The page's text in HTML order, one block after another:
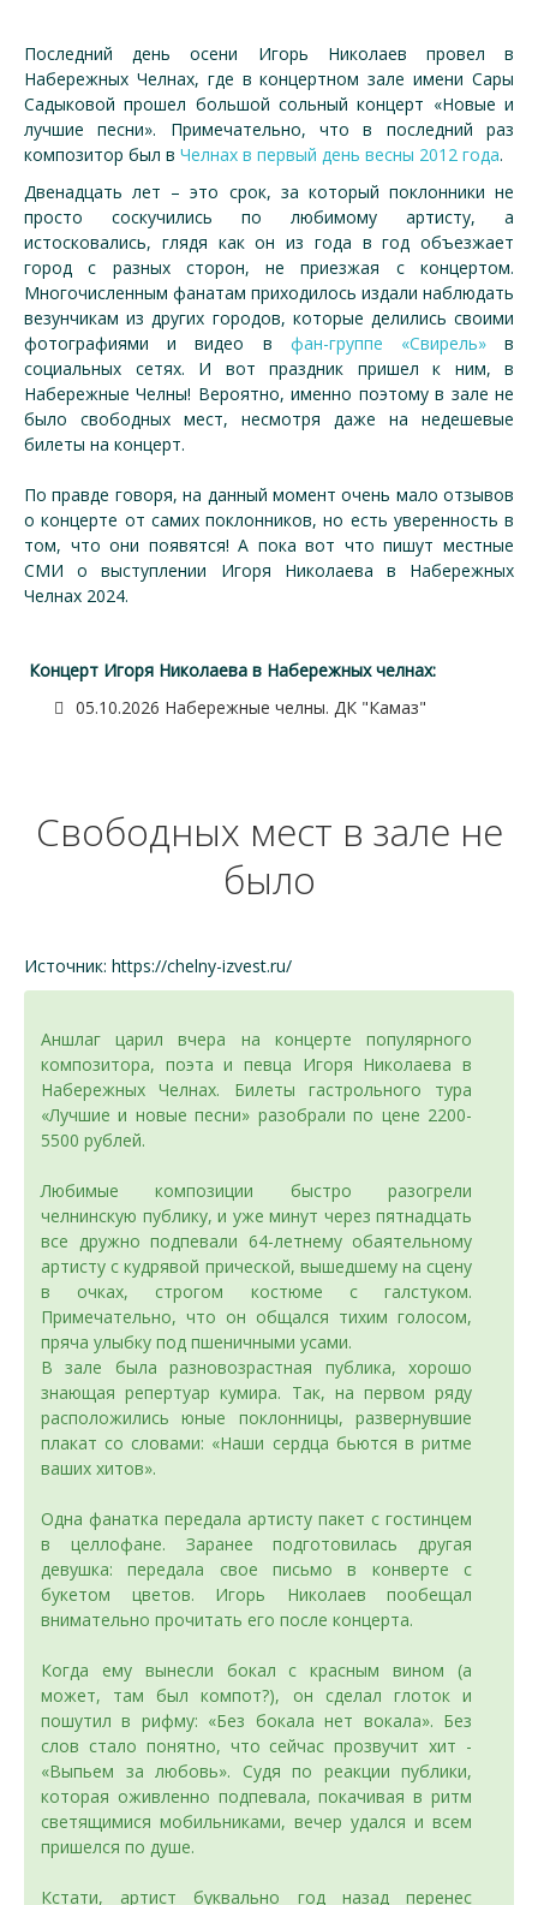
Последний день осени Игорь Николаев провел в
Набережных Челнах, где в концертном зале имени Сары
Садыковой прошел большой сольный концерт «Новые и
лучшие песни». Примечательно, что в последний раз
композитор был в Челнах в первый день весны 2012 года.
Двенадцать лет – это срок, за который поклонники не
просто соскучились по любимому артисту, а
истосковались, глядя как он из года в год объезжает
город с разных сторон, не приезжая с концертом.
Многочисленным фанатам приходилось издали наблюдать
везунчикам из других городов, которые делились своими
фотографиями и видео в фан-группе «Свирель»в
социальных сетях. И вот праздник пришел к ним, в
Набережные Челны! Вероятно, именно поэтому в зале не
было свободных мест, несмотря даже на недешевые
билеты на концерт.
По правде говоря, на данный момент очень мало отзывов
о концерте от самих поклонников, но есть уверенность в
том, что они появятся! А пока вот что пишут местные
СМИ о выступлении Игоря Николаева в Набережных
Челнах 2024.
Концерт Игоря Николаева в Набережных челнах:
05.10.2026 Набережные челны. ДК "Камаз"
Свободных мест в зале не
было
Источник: https://chelny-izvest.ru/
Аншлаг царил вчера на концерте популярного
композитора, поэта и певца Игоря Николаева в
Набережных Челнах. Билеты гастрольного тура
«Лучшие и новые песни» разобрали по цене 2200-
5500 рублей.
Любимые композиции быстро разогрели
челнинскую публику, и уже минут через пятнадцать
все дружно подпевали 64-летнему обаятельному
артисту с кудрявой прической, вышедшему на сцену
в очках, строгом костюме с галстуком.
Примечательно, что он общался тихим голосом,
пряча улыбку под пшеничными усами.
В зале была разновозрастная публика, хорошо
знающая репертуар кумира. Так, на первом ряду
расположились юные поклонницы, развернувшие
плакат со словами: «Наши сердца бьются в ритме
ваших хитов».
Одна фанатка передала артисту пакет с гостинцем
в целлофане. Заранее подготовилась другая
девушка: передала свое письмо в конверте с
букетом цветов. Игорь Николаев пообещал
внимательно прочитать его после концерта.
Когда ему вынесли бокал с красным вином (а
может, там был компот?), он сделал глоток и
пошутил в рифму: «Без бокала нет вокала». Без
слов стало понятно, что сейчас прозвучит хит -
«Выпьем за любовь». Судя по реакции публики,
которая оживленно подпевала, покачивая в ритм
светящимися мобильниками, вечер удался и всем
пришелся по душе.
Кстати, артист буквально год назад перенес